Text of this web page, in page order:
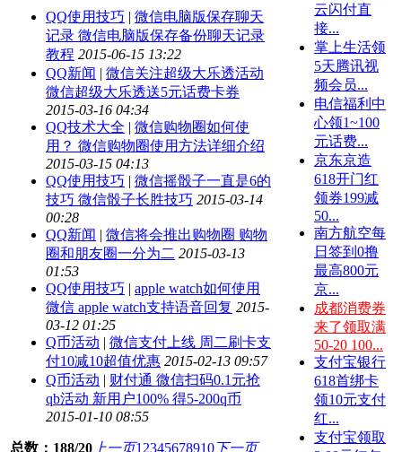
QQ使用技巧 | 微信电脑版保存聊天
记录 微信电脑版保存备份聊天记录
教程 2015-06-15 13:22
QQ新闻 | 微信关注超级大乐透活动
微信超级大乐透送5元话费卡券
2015-03-16 04:34
QQ技术大全 | 微信购物圈如何使
用？ 微信购物圈使用方法详细介绍
2015-03-15 04:13
QQ使用技巧 | 微信摇骰子一直是6的
技巧 微信骰子长胜技巧 2015-03-14
00:28
QQ新闻 | 微信将会推出购物圈 购物
圈和朋友圈一分为二 2015-03-13
01:53
QQ使用技巧 | apple watch如何使用
微信 apple watch支持语音回复 2015-
03-12 01:25
Q币活动 | 微信支付上线 周二刷卡支
付10减10超值优惠 2015-02-13 09:57
Q币活动 | 财付通 微信扫码0.1元抢
qb活动 新用户100% 得5-200q币
2015-01-10 08:55
总数：188/20 上一页1 2345678910下一页
云闪付直
接...
掌上生活领
5天腾讯视
频会员...
电信福利中
心领1~100
元话费...
京东京造
618开门红
领券199减
50...
南方航空每
日签到0撸
最高800元
京...
成都消费券
来了领取满
50-20 100...
支付宝银行
618首绑卡
领10元支付
红...
支付宝领取